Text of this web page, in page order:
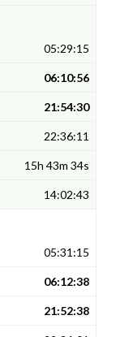
05:29:15
06:10:56
21:54:30
22:36:11
15h 43m 34s
14:02:43
05:31:15
06:12:38
21:52:38